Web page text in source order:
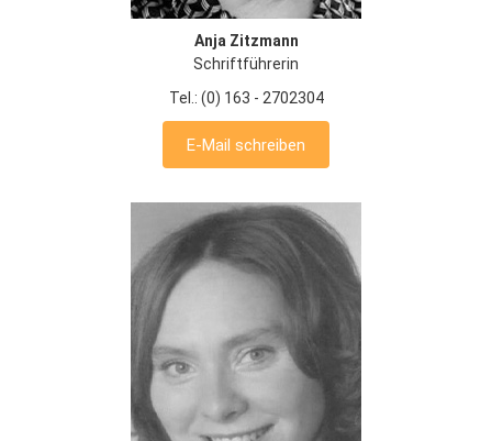
Anja Zitzmann
Schriftführerin
Tel.: (0) 163 - 2702304
E-Mail schreiben